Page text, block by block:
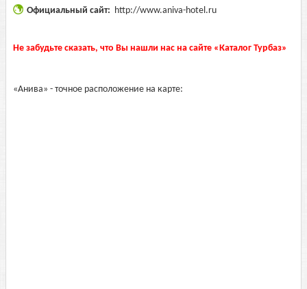
Официальный сайт: http://www.aniva-hotel.ru
Не забудьте сказать, что Вы нашли нас на сайте «Каталог Турбаз»
«Анива» - точное расположение на карте: